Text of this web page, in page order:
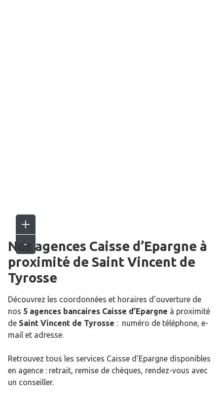
Nos agences Caisse d’Epargne à
proximité de Saint Vincent de
Tyrosse
Découvrez les coordonnées et horaires d’ouverture de
nos 5 agences bancaires Caisse d’Epargne à proximité
de Saint Vincent de Tyrosse : numéro de téléphone, e-
mail et adresse.
Retrouvez tous les services Caisse d’Epargne disponibles
en agence : retrait, remise de chèques, rendez-vous avec
un conseiller.